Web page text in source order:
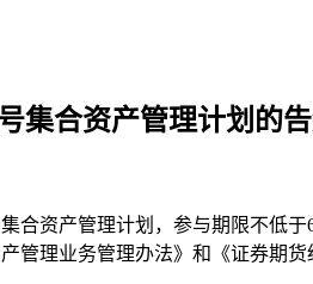
集合资产管理计划的
资产管理计划，参与期限不低
管理业务管理办法》和《证券期